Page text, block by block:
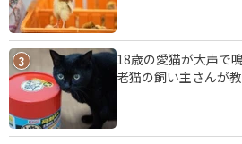
3
18歳の愛猫が大声で
老猫の飼い主さんが